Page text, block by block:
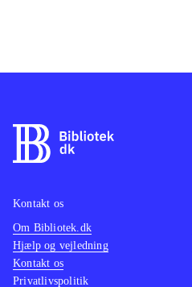
Kontakt os
Om Bibliotek.dk
Hjælp og vejledning
Kontakt os
Privatlivspolitik